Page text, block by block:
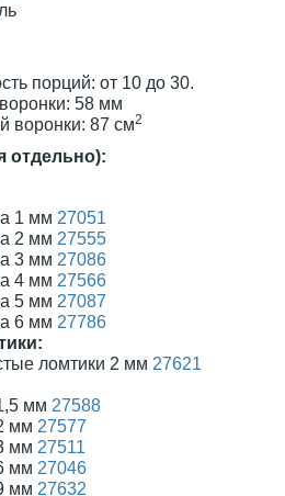
порций: от 10 до 30.
58 мм
воронки: 87 см2
отдельно):
1 мм 27051
2 мм 27555
3 мм 27086
4 мм 27566
5 мм 27087
6 мм 27786
ломтики 2 мм 27621
мм 27588
мм 27577
мм 27511
мм 27046
мм 27632